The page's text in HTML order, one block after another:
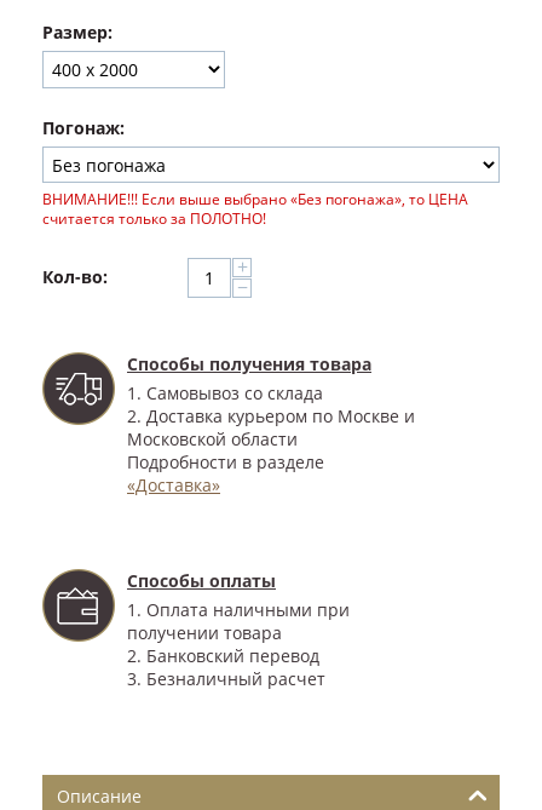
Размер:
Погонаж:
ВНИМАНИЕ!!! Если выше выбрано «Без погонажа», то ЦЕНА
считается только за ПОЛОТНО!
Кол-во: +
−
Способы получения товара
1. Самовывоз со склада
2. Доставка курьером по Москве и
Московской области
Подробности в разделе
«Доставка»
Способы оплаты
1. Оплата наличными при
получении товара
2. Банковский перевод
3. Безналичный расчет
Описание